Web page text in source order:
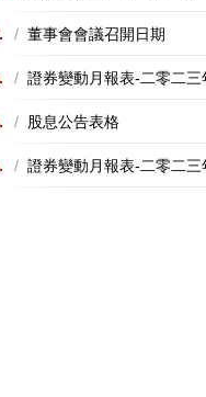
/ 董事會會議召開日期
/ 證券變動月報表-二零二三
/ 股息公告表格
/ 證券變動月報表-二零二三